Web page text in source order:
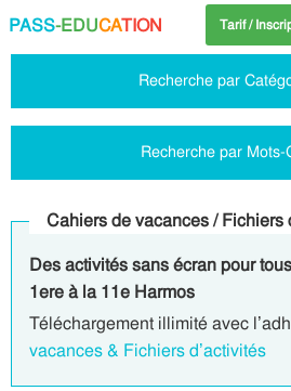
PASS-EDUCATION Tarif /
Recherche par
Recherche par Mots-
Cahiers de vacances / Fichiers
Des activités sans écran pour
1ere à la 11e Harmos
Téléchargement illimité avec
vacances & Fichiers d’activités